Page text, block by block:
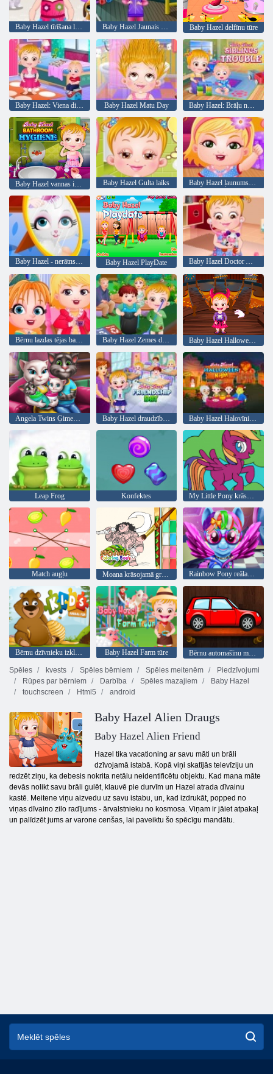
Baby Hazel tīrīšana laiks Baby Hazel Jaunais gads Bash Baby Hazel delfīnu tūre
Baby Hazel: Viena diena bērnudārzā Baby Hazel Matu Day Baby Hazel: Brāļu nepatikšanas
Baby Hazel Gulta laiks Baby Hazel ļaunums laiks
Baby Hazel - nerātns kaķis Baby Hazel PlayDate Baby Hazel Doctor Atskaņot
Bērnu lazdas tējas ballīte Baby Hazel Zemes diena Baby Hazel Halloween pils
Angela Twins Ģimenes diena Baby Hazel draudzības diena Baby Hazel Halovīni nakts
Leap Frog Konfektes My Little Pony krāsojamā grāmata
Match augļu Moana krāsojamā grāmata Rainbow Pony reālas frizūras
Baby Hazel Farm tūre
Bērnu automašīnu mīklas
Spēles
kvests Spēles bērniem Spēles meitenēm
Piedzīvojumi
Rūpes par bērniem
Darbība Spēles mazajiem
Baby Hazel
touchscreen
Html5 android
Baby Hazel Alien Draugs
Baby Hazel Alien Friend
Hazel tika vacationing ar savu māti un brāli
dzīvojamā istabā. Kopā viņi skatījās televīziju un
redzēt ziņu, ka debesis nokrita netālu neidentificētu objektu. Kad mana māte
devās nolikt savu brāli gulēt, klauvē pie durvīm un Hazel atrada dīvainu
kastē. Meitene viņu aizvedu uz savu istabu, un, kad izdrukāt, popped no
viņas dīvaino zilo radījums - ārvalstnieku no kosmosa. Viņam ir jāiet atpakaļ
un palīdzēt jums ar varone cenšas, lai paveiktu šo spēcīgu mandātu.